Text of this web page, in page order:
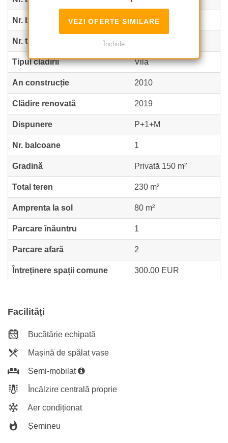
VEZI OFERTE SIMILARE
Închide
Nr. băi 4
Nr. toalete
Tipul clădirii Vila
An construcție 2010
Clădire renovată 2019
Dispunere P+1+M
Nr. balcoane 1
Gradină Privată 150 m²
Total teren 230 m²
Amprenta la sol 80 m²
Parcare înăuntru 1
Parcare afară 2
Întreținere spații comune 300.00 EUR
Facilități
Bucătărie echipată
Mașină de spălat vase
Semi-mobilat
Încălzire centrală proprie
Aer condiționat
Șemineu